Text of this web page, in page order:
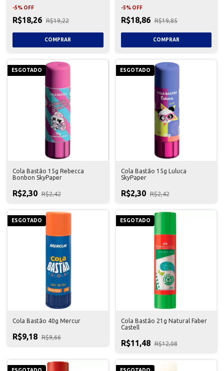
-5% OFF
R$18,26 R$19,22
-5% OFF
R$18,86 R$19,85
ESGOTADO
Cola Bastão 15g Rebecca
Bonbon SkyPaper
R$2,30 R$2,42
ESGOTADO
Cola Bastão 15g Luluca
SkyPaper
R$2,30 R$2,42
ESGOTADO
Cola Bastão 40g Mercur
R$9,18 R$9,66
ESGOTADO
Cola Bastão 21g Natural Faber
Castell
R$11,48 R$12,08